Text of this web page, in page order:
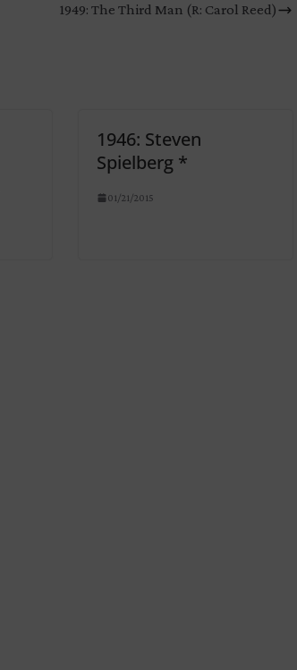
1949: The Third Man (R: Carol Reed)
1946: Steven
Spielberg *
01/21/2015